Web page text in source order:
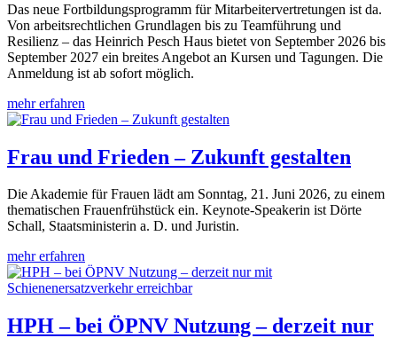
Das neue Fortbildungsprogramm für Mitarbeitervertretungen ist da.
Von arbeitsrechtlichen Grundlagen bis zu Teamführung und
Resilienz – das Heinrich Pesch Haus bietet von September 2026 bis
September 2027 ein breites Angebot an Kursen und Tagungen. Die
Anmeldung ist ab sofort möglich.
mehr erfahren
Frau und Frieden – Zukunft gestalten
Die Akademie für Frauen lädt am Sonntag, 21. Juni 2026, zu einem
thematischen Frauenfrühstück ein. Keynote-Speakerin ist Dörte
Schall, Staatsministerin a. D. und Juristin.
mehr erfahren
HPH – bei ÖPNV Nutzung – derzeit nur